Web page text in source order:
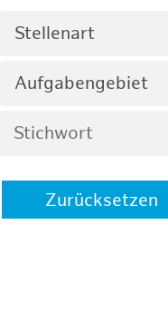
Stellenart
Aufgabengebiet
Zurücksetzen